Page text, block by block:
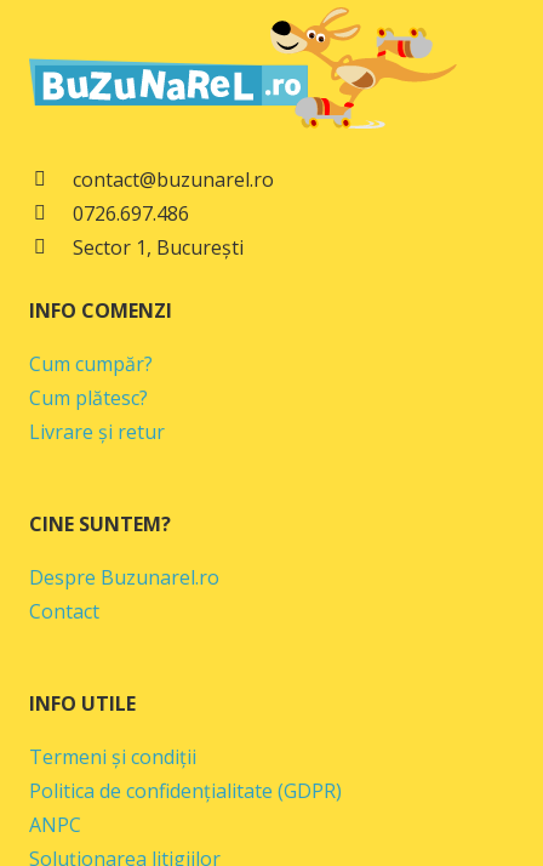
fost:
49,00 lei.
39,00 lei.
contact@buzunarel.ro
0726.697.486
Sector 1, București
INFO COMENZI
Cum cumpăr?
Cum plătesc?
Livrare și retur
CINE SUNTEM?
Despre Buzunarel.ro
Contact
INFO UTILE
Termeni și condiții
Politica de confidențialitate (GDPR)
ANPC
Soluționarea litigiilor